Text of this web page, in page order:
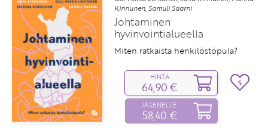
Kinnunen, Samuli Saarni
Johtaminen
hyvinvointialueella
Miten ratkaista henkilöstöpula?
HINTA
64,90 €
JÄSENELLE
58,40 €
5